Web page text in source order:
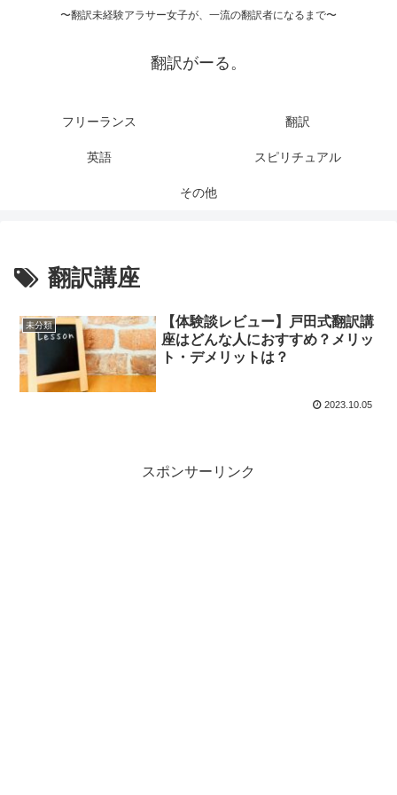
〜翻訳未経験アラサー女子が、一流の翻訳者になるまで〜
翻訳がーる。
フリーランス 翻訳
英語 スピリチュアル
その他
翻訳講座
未分類
【体験談レビュー】戸田式翻訳講
座はどんな人におすすめ？メリッ
ト・デメリットは？
2023.10.05
スポンサーリンク